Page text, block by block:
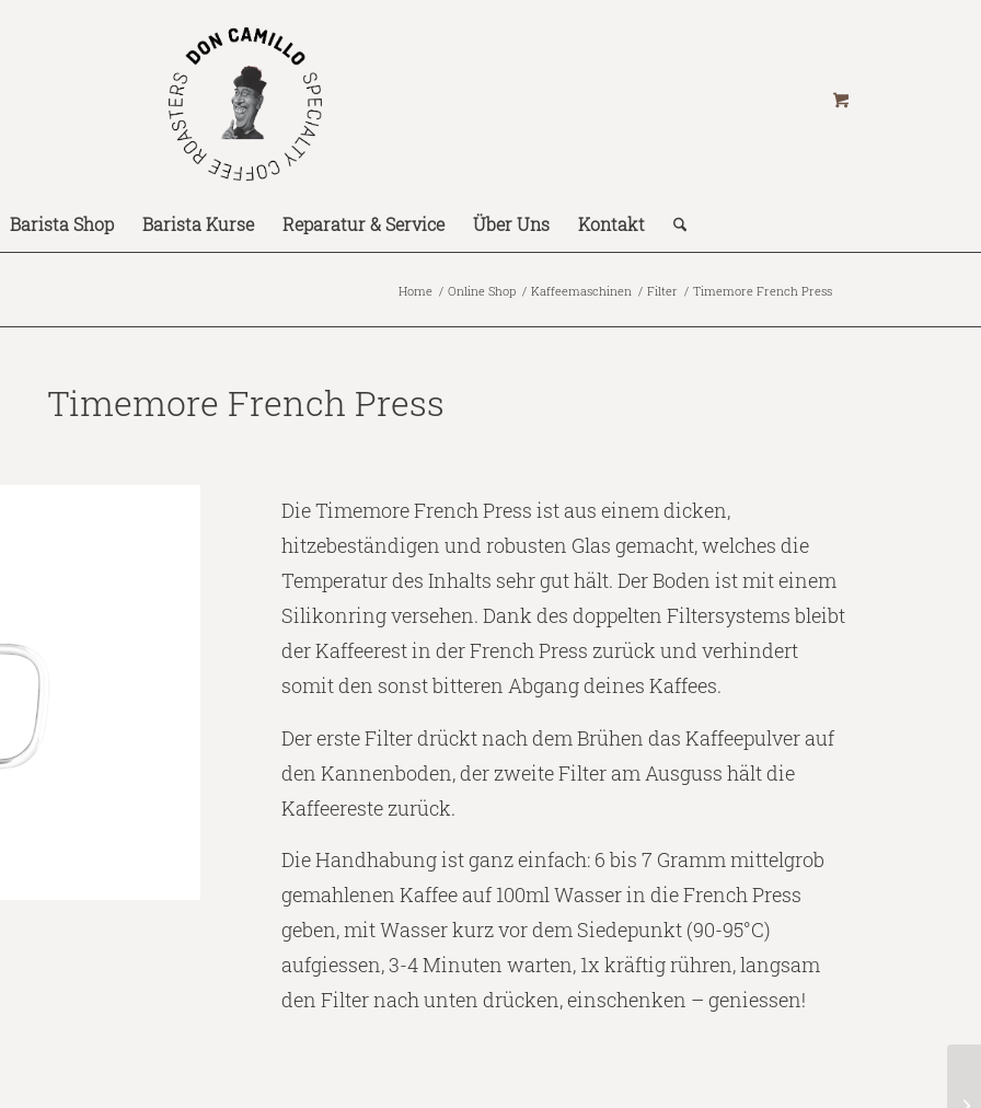
Barista Shop Barista Kurse Reparatur & Service Über Uns Kontakt
Home / Online Shop / Kaffeemaschinen / Filter / Timemore French Press
Timemore French Press
Die Timemore French Press ist aus einem dicken,
hitzebeständigen und robusten Glas gemacht, welches die
Temperatur des Inhalts sehr gut hält. Der Boden ist mit einem
Silikonring versehen. Dank des doppelten Filtersystems bleibt
der Kaffeerest in der French Press zurück und verhindert
somit den sonst bitteren Abgang deines Kaffees.
Der erste Filter drückt nach dem Brühen das Kaffeepulver auf
den Kannenboden, der zweite Filter am Ausguss hält die
Kaffeereste zurück.
Die Handhabung ist ganz einfach: 6 bis 7 Gramm mittelgrob
gemahlenen Kaffee auf 100ml Wasser in die French Press
geben, mit Wasser kurz vor dem Siedepunkt (90-95°C)
aufgiessen, 3-4 Minuten warten, 1x kräftig rühren, langsam
den Filter nach unten drücken, einschenken – geniessen!